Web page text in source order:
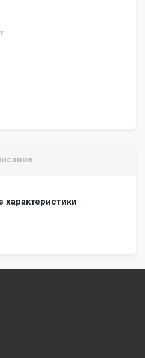
характеристики